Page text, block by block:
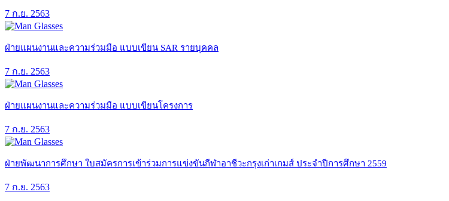
7 ก.ย. 2563
ฝ่ายแผนงานและความร่วมมือ แบบเขียน SAR รายบุคคล
7 ก.ย. 2563
ฝ่ายแผนงานและความร่วมมือ แบบเขียนโครงการ
7 ก.ย. 2563
ฝ่ายพัฒนาการศึกษา ใบสมัครการเข้าร่วมการแข่งขันกีฬาอาชีวะกรุงเก่าเกมส์ ประจำปีการศึกษา 2559
7 ก.ย. 2563